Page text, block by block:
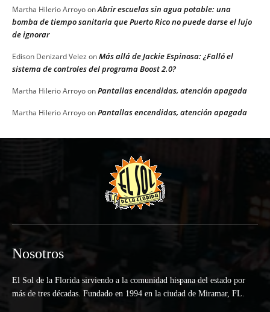
Martha Hilerio ArroyoonAbrir escuelas sin agua potable: una
bomba de tiempo sanitaria que Puerto Rico no puede darse el lujo
de ignorar
Edison Denizard Velez onMás allá de Jackie Espinosa: ¿Falló el
sistema de controles del programa Boost 2.0?
Martha Hilerio ArroyoonPantallas encendidas, atención apagada
Martha Hilerio ArroyoonPantallas encendidas, atención apagada
Nosotros
El Sol de la Florida sirviendo a la comunidad hispana del estado por
más de tres décadas. Fundado en 1994 en la ciudad de Miramar, FL.